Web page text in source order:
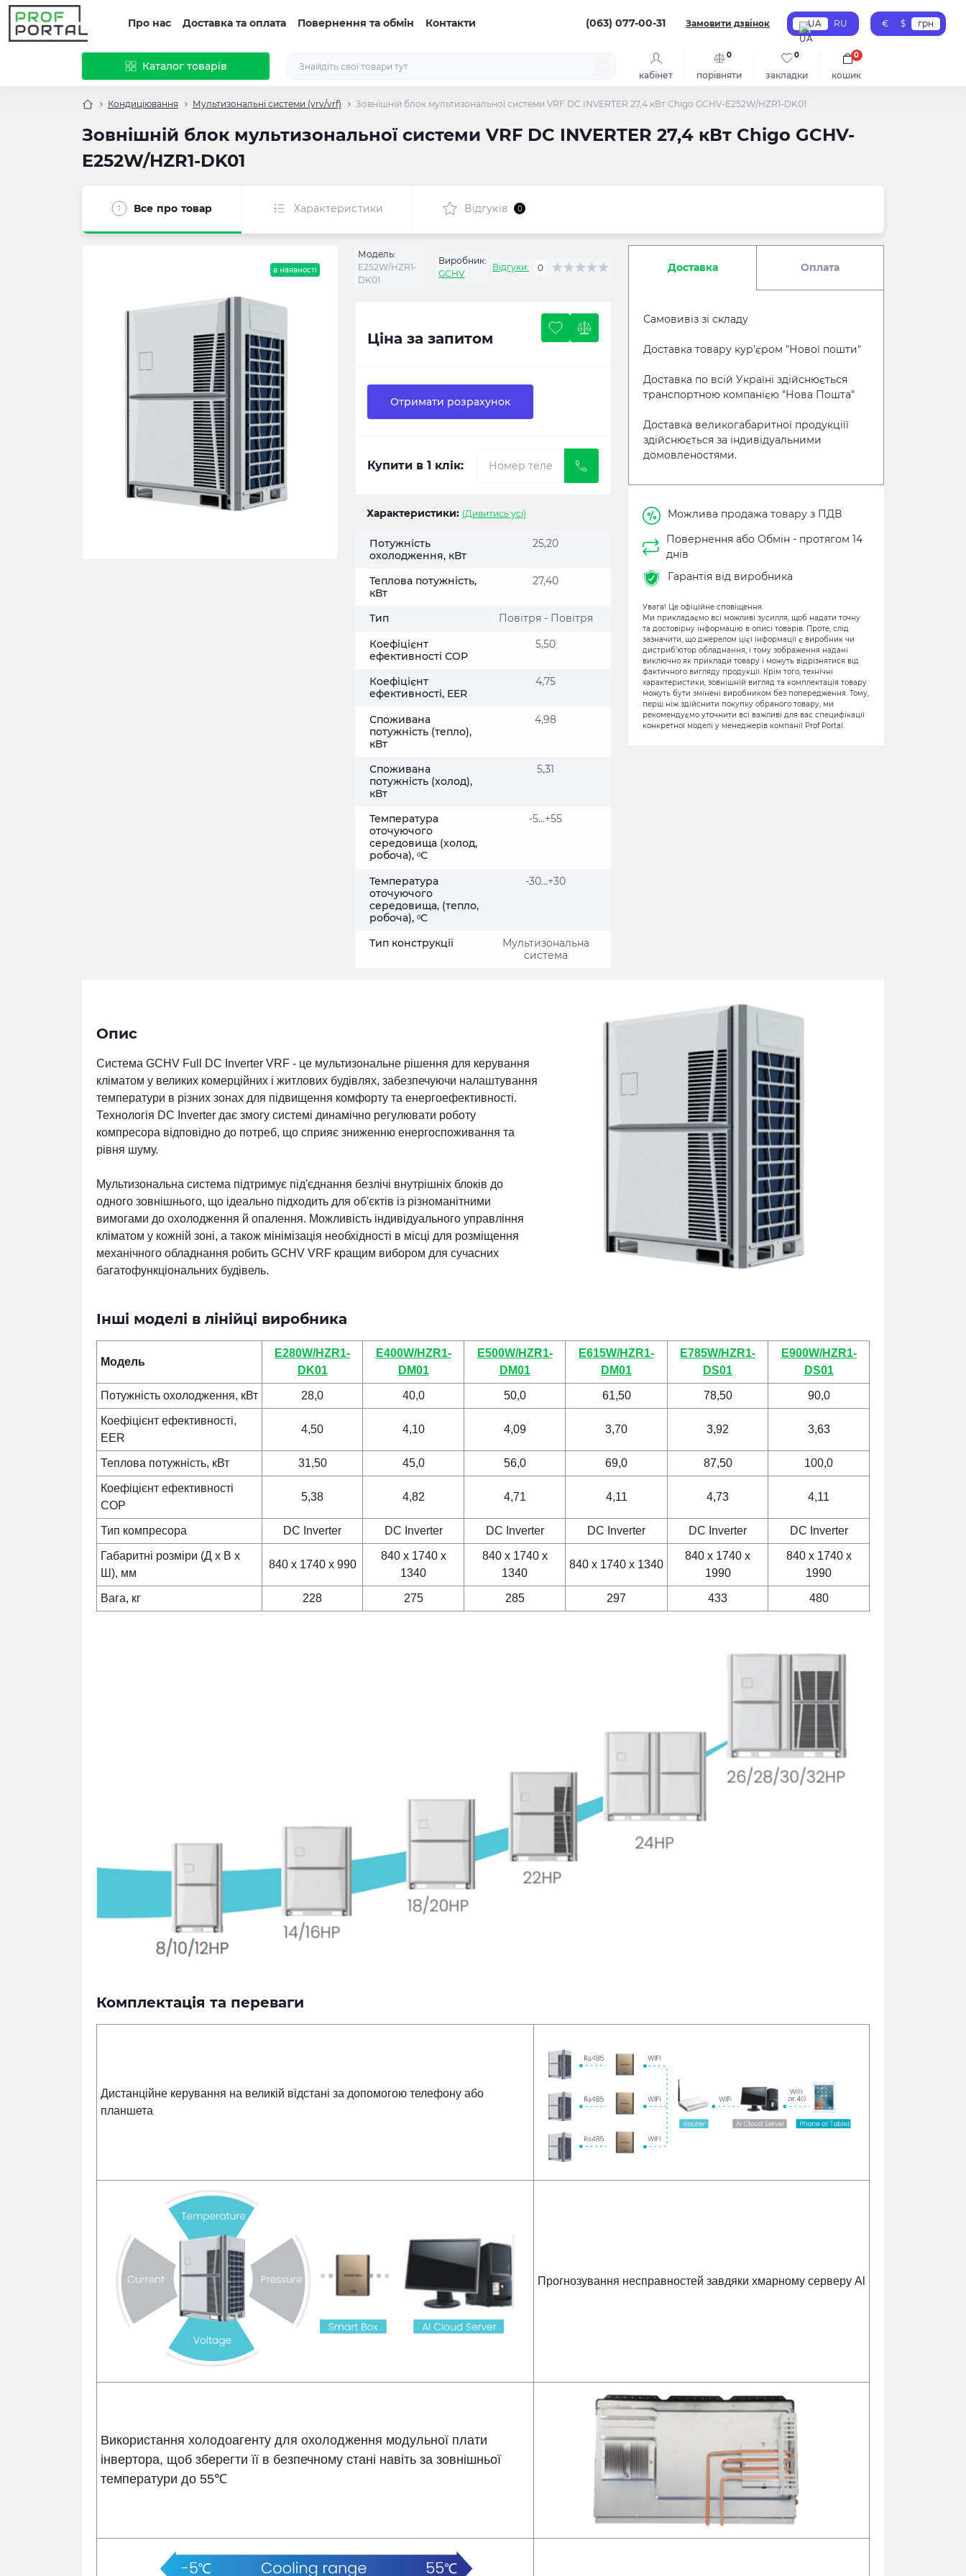
Про нас Доставка та оплата Повернення та обмін Контакти (063) 077-00-31 Замовити дзвінок UA RU € $ грн
Каталог товарів
кабінет порівняти
0
закладки
0
кошик
0
Кондиціювання Мультизональні системи (vrv/vrf) Зовнішній блок мультизональної системи VRF DC INVERTER 27,4 кВт Chigo GCHV-E252W/HZR1-DK01
Зовнішній блок мультизональної системи VRF DC INVERTER 27,4 кВт Chigo GCHV-
E252W/HZR1-DK01
Все про товар Характеристики Відгуків 0
в наявності
Модель:
E252W/HZR1-
DK01
Виробник:
GCHV
Відгуки: 0
Ціна за запитом
Отримати розрахунок
Купити в 1 клік:
Характеристики: (Дивитись усі)
Потужність
охолодження, кВт
25,20
Теплова потужність,
кВт
27,40
Тип
Повітря - Повітря
Коефіцієнт
ефективності COP
5,50
Коефіцієнт
ефективності, EER
4,75
Споживана
потужність (тепло),
кВт
4,98
Споживана
потужність (холод),
кВт
5,31
Температура
оточуючого
середовища (холод,
робоча), ᵒС
-5...+55
Температура
оточуючого
середовища, (тепло,
робоча), ᵒС
-30...+30
Тип конструкції
Мультизональна
система
Доставка Оплата
Самовивіз зі складу
Доставка товару кур'єром "Нової пошти"
Доставка по всій Україні здійснюється
транспортною компанією "Нова Пошта"
Доставка великогабаритної продукціїї
здійснюється за індивідуальними
домовленостями.
Можлива продажа товару з ПДВ
Повернення або Обмін - протягом 14
днів
Гарантія від виробника
Увага! Це офіційне сповіщення.
Ми прикладаємо всі можливі зусилля, щоб надати точну
та достовірну інформацію в описі товарів. Проте, слід
зазначити, що джерелом цієї інформації є виробник чи
дистриб'ютор обладнання, і тому зображення надані
виключно як приклади товару і можуть відрізнятися від
фактичного вигляду продукції. Крім того, технічні
характеристики, зовнішній вигляд та комплектація товару
можуть бути змінені виробником без попередження. Тому,
перш ніж здійснити покупку обраного товару, ми
рекомендуємо уточнити всі важливі для вас специфікації
конкретної моделі у менеджерів компанії Prof Portal.
Опис
Система GCHV Full DC Inverter VRF - це мультизональне рішення для керування
кліматом у великих комерційних і житлових будівлях, забезпечуючи налаштування
температури в різних зонах для підвищення комфорту та енергоефективності.
Технологія DC Inverter дає змогу системі динамічно регулювати роботу
компресора відповідно до потреб, що сприяє зниженню енергоспоживання та
рівня шуму.
Мультизональна система підтримує під'єднання безлічі внутрішніх блоків до
одного зовнішнього, що ідеально підходить для об'єктів із різноманітними
вимогами до охолодження й опалення. Можливість індивідуального управління
кліматом у кожній зоні, а також мінімізація необхідності в місці для розміщення
механічного обладнання робить GCHV VRF кращим вибором для сучасних
багатофункціональних будівель.
Інші моделі в лінійці виробника
Модель
E280W/HZR1-
DK01
E400W/HZR1-
DM01
E500W/HZR1-
DM01
E615W/HZR1-
DM01
E785W/HZR1-
DS01
E900W/HZR1-
DS01
Потужність охолодження, кВт 28,0 40,0 50,0 61,50 78,50 90,0
Коефіцієнт ефективності,
EER
4,50 4,10 4,09 3,70 3,92 3,63
Теплова потужність, кВт 31,50 45,0 56,0 69,0 87,50 100,0
Коефіцієнт ефективності
COP
5,38 4,82 4,71 4,11 4,73 4,11
Тип компресора DC Inverter DC Inverter DC Inverter DC Inverter DC Inverter DC Inverter
Габаритні розміри (Д х В х
Ш), мм
840 x 1740 x 990
840 x 1740 x
1340
840 x 1740 x
1340
840 x 1740 x 1340
840 x 1740 x
1990
840 x 1740 x
1990
Вага, кг 228 275 285 297 433 480
Комплектація та переваги
Дистанційне керування на великій відстані за допомогою телефону або
планшета
Прогнозування несправностей завдяки хмарному серверу Al
Використання холодоагенту для охолодження модульної плати
інвертора, щоб зберегти її в безпечному стані навіть за зовнішньої
температури до 55℃